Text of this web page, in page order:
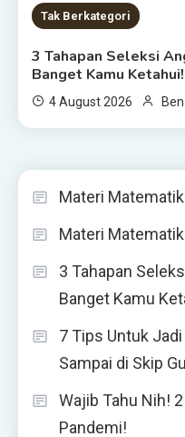
Tak Berkategori
3 Tahapan Seleksi
Banget Kamu
4 August 2026
Materi
Materi
3 Tahapan
Banget Kamu
7 Tips Untuk
Sampai di Skip
Wajib Tahu Nih!
Pandemi!